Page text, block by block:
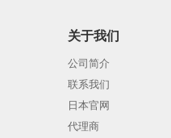
关于我们
公司简介
联系我们
日本官网
代理商